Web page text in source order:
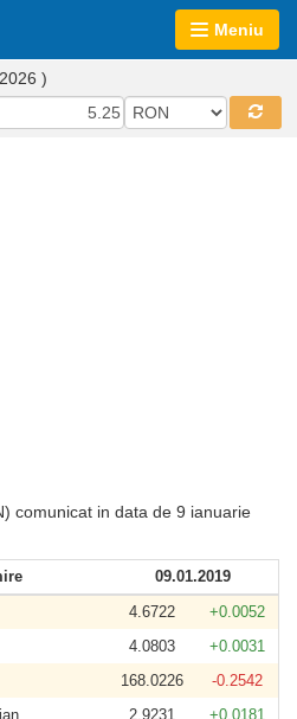
Meniu
)
comunicat in data de 9 ianuarie
09.01.2019
4.6722
+0.0052
4.0803
+0.0031
168.0226
-0.2542
2.9231
+0.0181